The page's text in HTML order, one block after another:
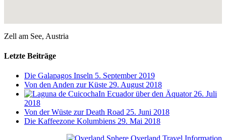
Zell am See, Austria
Letzte Beiträge
Die Galapagos Inseln 5. September 2019
Von den Anden zur Küste 29. August 2018
In Ecuador über den Äquator 26. Juli
2018
Von der Wüste zur Death Road 25. Juni 2018
Die Kaffeezone Kolumbiens 29. Mai 2018